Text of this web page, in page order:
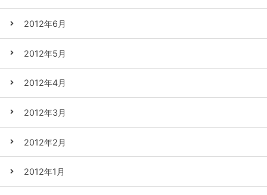
2012年6月
2012年5月
2012年4月
2012年3月
2012年2月
2012年1月